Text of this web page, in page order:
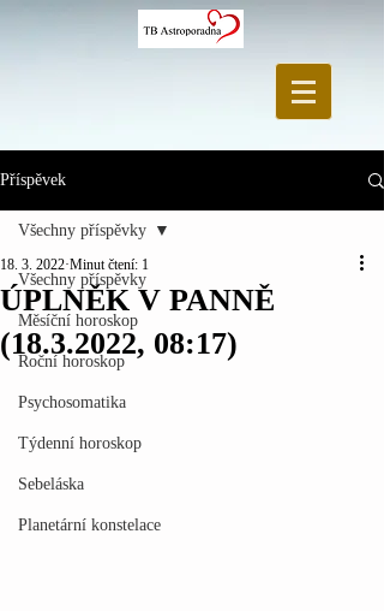
Příspěvek
Všechny příspěvky
Měsíční horoskop
Roční horoskop
Psychosomatika
Týdenní horoskop
Sebeláska
Planetární konstelace
Všechny příspěvky
ÚPLNĚK V PANNĚ
(18.3.2022, 08:17)
18. 3. 2022 Minut čtení: 1